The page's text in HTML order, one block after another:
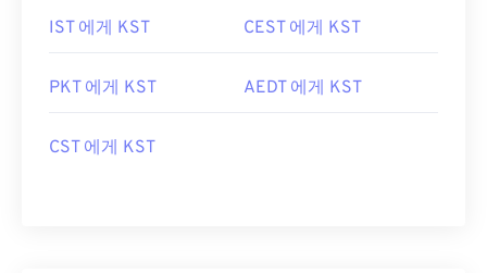
IST 에게 KST CEST 에게 KST
PKT 에게 KST AEDT 에게 KST
CST 에게 KST